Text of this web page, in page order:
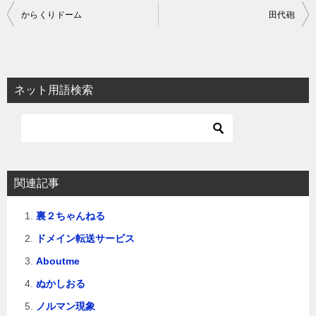
投
ビ
ゲ
ョ
ン
からくりドーム 田代砲
ネット用語検索
関連記事
裏２ちゃんねる
ドメイン転送サービス
Aboutme
ぬかしおる
ノルマン現象